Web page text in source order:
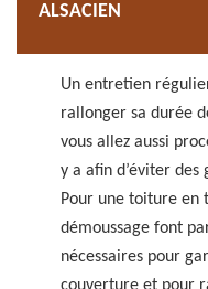
ALSACIEN
Un entretien
rallonger sa durée
vous allez aussi
y a afin d’éviter
Pour une toiture en
démoussage font
nécessaires pour